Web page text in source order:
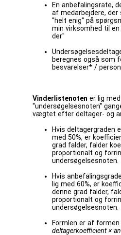
En anbefalingsrate,
af medarbejdere, der
"helt enig" på
min virksomhed til
der"
beregnes også som
besvarelser* /
Vinderlistenoten er lig med
"undersøgelsesnoten"
vægtet efter deltager- og
Hvis deltagergraden
med 50%, er
grad falder, falder
proportionalt og
undersøgelsesnoten.
Hvis
lig med 60%, er
denne grad falder,
proportionalt og
undersøgelsesnoten.
Formlen er af
deltagerkoefficient ×